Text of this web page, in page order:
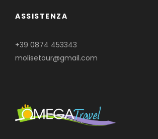
ASSISTENZA
+39 0874 453343
molisetour@gmail.com